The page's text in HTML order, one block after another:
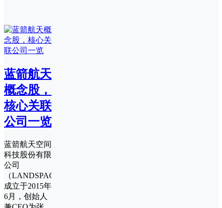
蓝箭航天
概念股，
核心关联
公司一览
蓝箭航天空间
科技股份有限
公司
（LANDSPACE）
成立于2015年
6月，创始人